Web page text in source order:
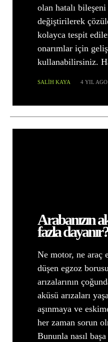
olan hatalı
değiştirilerek
kolayca tespit
onarımlar için
kullanabilirsiniz.
SALIH KAYA 4 YIL AGO
Arabanızın
fazla dayanır?
Ne motor, ne araç
düşen egzoz
arızalarının
aküsü arızaları
aşınmaya ve
her zaman sorun
Bununla nasıl başa